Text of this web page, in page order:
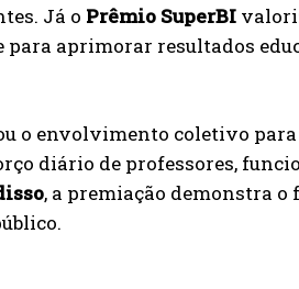
Já o Prêmio SuperBI
aprimorar resultados
o envolvimento coletivo
diário de professores,
, a premiação demonstra